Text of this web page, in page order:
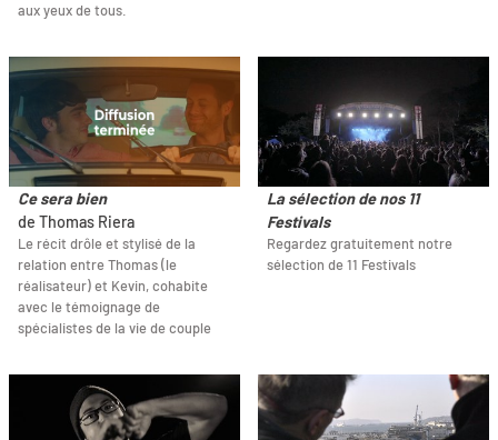
aux yeux de tous.
Ce sera bien
de Thomas Riera
Le récit drôle et stylisé de la
relation entre Thomas (le
réalisateur) et Kevin, cohabite
avec le témoignage de
spécialistes de la vie de couple
La sélection de nos 11
Festivals
Regardez gratuitement notre
sélection de 11 Festivals